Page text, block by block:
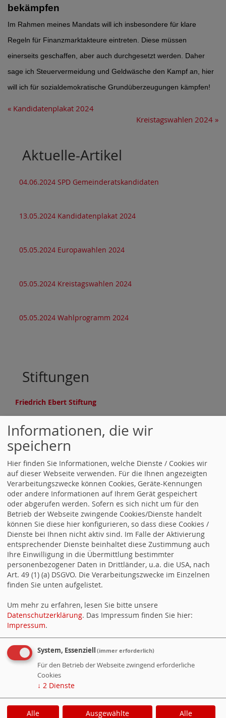
bekämpfen
Im Rahmen meines Mandats will ich insbesondere für klare
Regeln für Finanzmarktakteure eintreten. Diese müssen
einerseits geschaffen, aber auch durchgesetzt werden. Daher
sage ich Steuervermeidung und Geldwäsche den Kampf an, hier
will ich für sozialdemokratische Grundüberzeugungen kämpfen!
« Kandidatenplakat 2024
Kreistagswahlen 2024 »
Aktuelle-Artikel
04.06.2024 SPD Gemeinderatskandidaten
13.05.2024 Kandidatenplakat 2024
05.05.2024 Europawahlen 2024
05.05.2024 Kreistagswahlen 2024
05.05.2024 Wahlprogramm 2024
Stiftungen
Friedrich Ebert Stiftung
Counter
Besucher:978911
Heute:
Online:
2
Juso Kreisverband
Heilbronn Stadt und Land
Suchen
Gemeinde Untereisesheim
Homepage Gemeinde Untereisesheim
Partnergemeinde Durtal
WebSozis WebsoziCMS
Cookie-Manager
Datenschutzerklärung
Informationen, die wir
speichern
Hier finden Sie Informationen, welche Dienste / Cookies wir
auf dieser Webseite verwenden. Für die Ihnen angezeigten
Verarbeitungszwecke können Cookies, Geräte-Kennungen
oder andere Informationen auf Ihrem Gerät gespeichert
oder abgerufen werden. Sofern es sich nicht um für den
Betrieb der Webseite zwingende Cookies/Dienste handelt
können Sie diese hier konfigurieren, so dass diese Cookies /
Dienste bei Ihnen nicht aktiv sind. Im Falle der Aktivierung
entsprechender Dienste beinhaltet diese Zustimmung auch
Ihre Einwilligung in die Übermittlung bestimmter
personenbezogener Daten in Drittländer, u.a. die USA, nach
Art. 49 (1) (a) DSGVO. Die Verarbeitungszwecke im Einzelnen
finden Sie unten aufgelistet.
Um mehr zu erfahren, lesen Sie bitte unsere
Datenschutzerklärung. Das Impressum finden Sie hier:
Impressum.
System, Essenziell (immer erforderlich)
Für den Betrieb der Webseite zwingend erforderliche
Cookies
↓ 2 Dienste
Alle Ausgewählte Alle